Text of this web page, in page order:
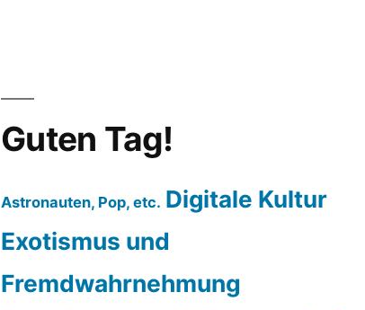
Guten Tag!
Astronauten, Pop, etc. Digitale Kultur
Exotismus und
Fremdwahrnehmung